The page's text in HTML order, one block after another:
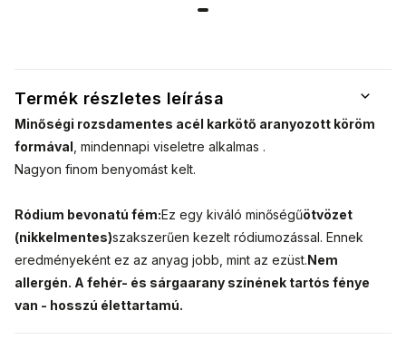
Termék részletes leírása
Minőségi rozsdamentes acél karkötő aranyozott köröm
formával , mindennapi viseletre alkalmas .
Nagyon finom benyomást kelt.
Ródium bevonatú fém:Ez egy kiváló minőségűötvözet
(nikkelmentes)szakszerűen kezelt ródiumozással. Ennek
eredményeként ez az anyag jobb, mint az ezüst.Nem
allergén. A fehér- és sárgaarany színének tartós fénye
van - hosszú élettartamú.
karkötők
karkötők
hódít.